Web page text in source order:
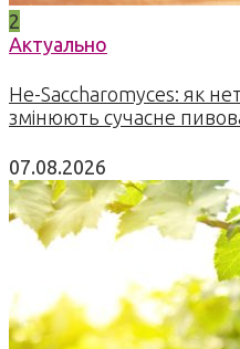
2
Актуально
Не-Saccharomyces: як
змінюють сучасне
07.08.2026